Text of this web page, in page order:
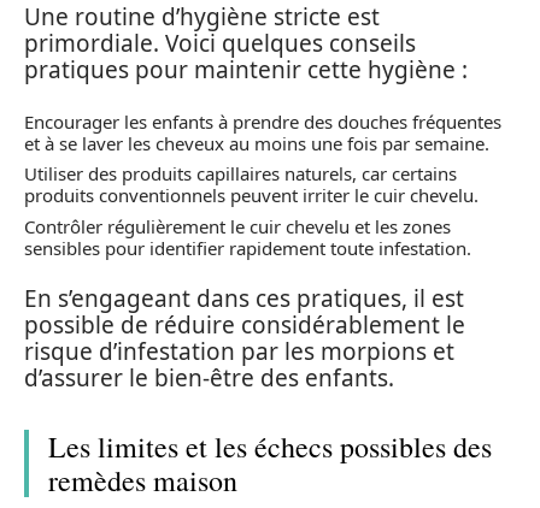
Une routine d’hygiène stricte est
primordiale. Voici quelques conseils
pratiques pour maintenir cette hygiène :
Encourager les enfants à prendre des douches fréquentes
et à se laver les cheveux au moins une fois par semaine.
Utiliser des produits capillaires naturels, car certains
produits conventionnels peuvent irriter le cuir chevelu.
Contrôler régulièrement le cuir chevelu et les zones
sensibles pour identifier rapidement toute infestation.
En s’engageant dans ces pratiques, il est
possible de réduire considérablement le
risque d’infestation par les morpions et
d’assurer le bien-être des enfants.
Les limites et les échecs possibles des
remèdes maison